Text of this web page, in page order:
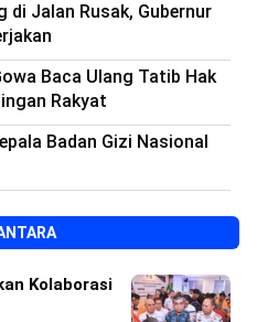
di Jalan Rusak, Gubernur
Baca Ulang Tatib Hak
Rakyat
Badan Gizi Nasional
Kolaborasi